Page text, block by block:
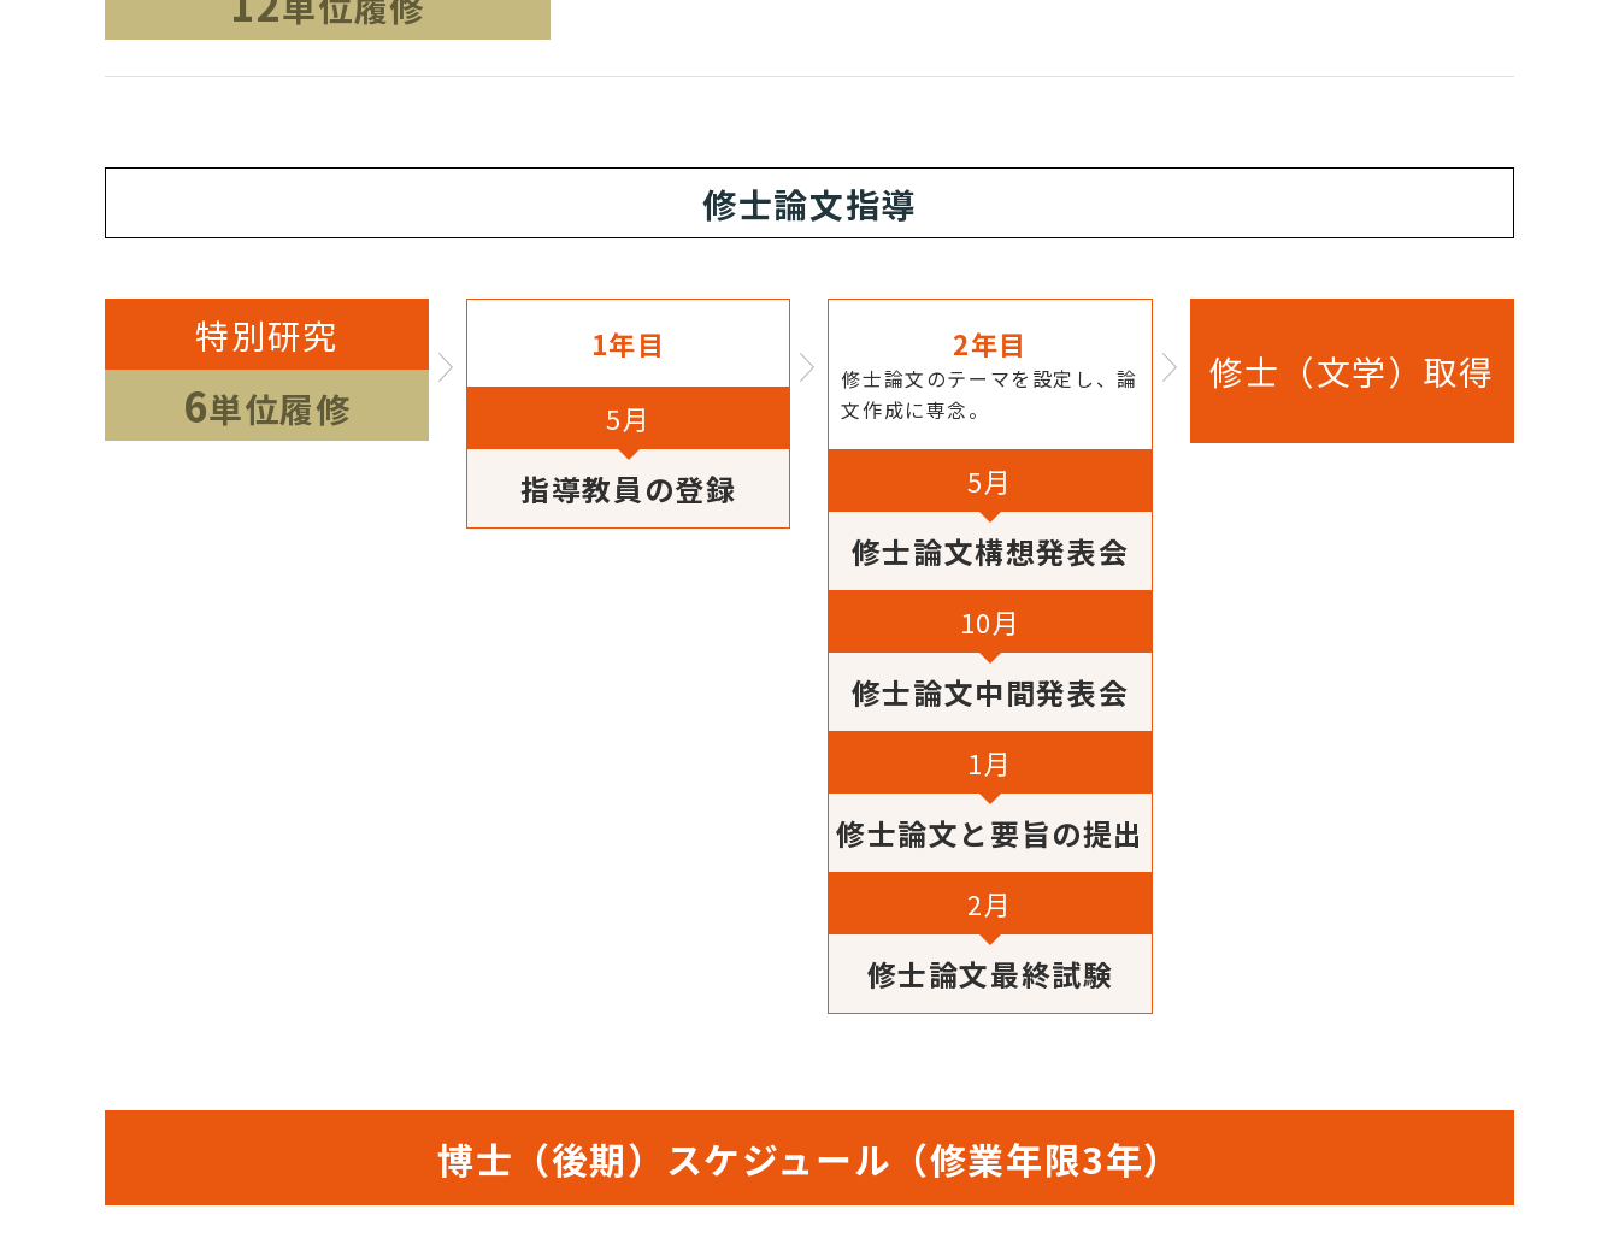
修士論文指導
特別研究
6単位履修
1年目
5月
指導教員の登録
2年目
修士論文のテーマを設定し、論
文作成に専念。
5月
修士論文構想発表会
10月
修士論文中間発表会
1月
修士論文と要旨の提出
2月
修士論文最終試験
修士（文学）取得
博士（後期）スケジュール（修業年限3年）